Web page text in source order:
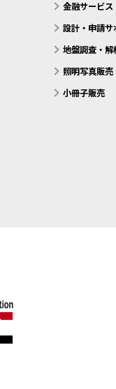
金融サービス
設計・申請サ
地盤調査・解
照明写真販売
小冊子販売